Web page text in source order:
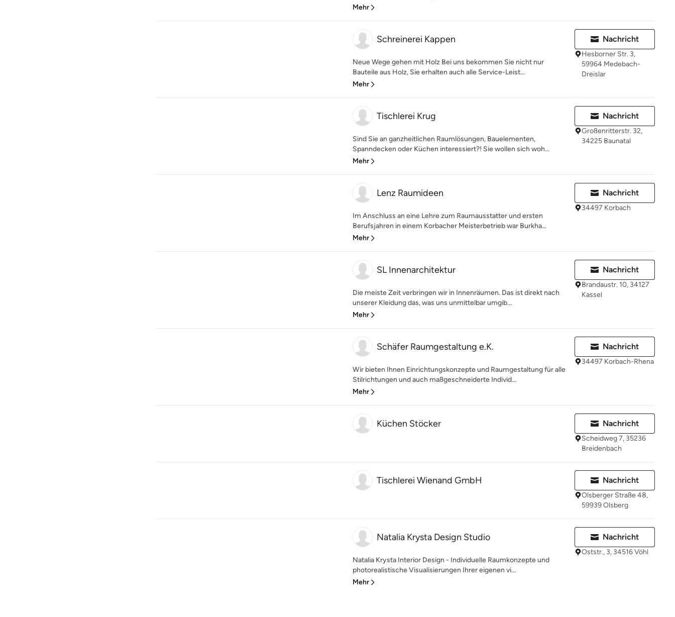
Mehr
Schreinerei Kappen
Neue Wege gehen mit Holz Bei uns bekommen Sie nicht nur
Bauteile aus Holz, Sie erhalten auch alle Service-Leist...
Mehr
Nachricht
Hesborner Str. 3,
59964 Medebach-
Dreislar
Tischlerei Krug
Sind Sie an ganzheitlichen Raumlösungen, Bauelementen,
Spanndecken oder Küchen interessiert?! Sie wollen sich woh...
Mehr
Nachricht
Großenritterstr. 32,
34225 Baunatal
Lenz Raumideen
Im Anschluss an eine Lehre zum Raumausstatter und ersten
Berufsjahren in einem Korbacher Meisterbetrieb war Burkha...
Mehr
Nachricht
34497 Korbach
SL Innenarchitektur
Die meiste Zeit verbringen wir in Innenräumen. Das ist direkt nach
unserer Kleidung das, was uns unmittelbar umgib...
Mehr
Nachricht
Brandaustr. 10, 34127
Kassel
Schäfer Raumgestaltung e.K.
Wir bieten Ihnen Einrichtungskonzepte und Raumgestaltung für alle
Stilrichtungen und auch maßgeschneiderte Individ...
Mehr
Nachricht
34497 Korbach-Rhena
Küchen Stöcker Nachricht
Scheidweg 7, 35236
Breidenbach
Tischlerei Wienand GmbH Nachricht
Olsberger Straße 48,
59939 Olsberg
Natalia Krysta Design Studio
Natalia Krysta Interior Design - Individuelle Raumkonzepte und
photorealistische Visualisierungen Ihrer eigenen vi...
Mehr
Nachricht
Oststr., 3, 34516 Vöhl